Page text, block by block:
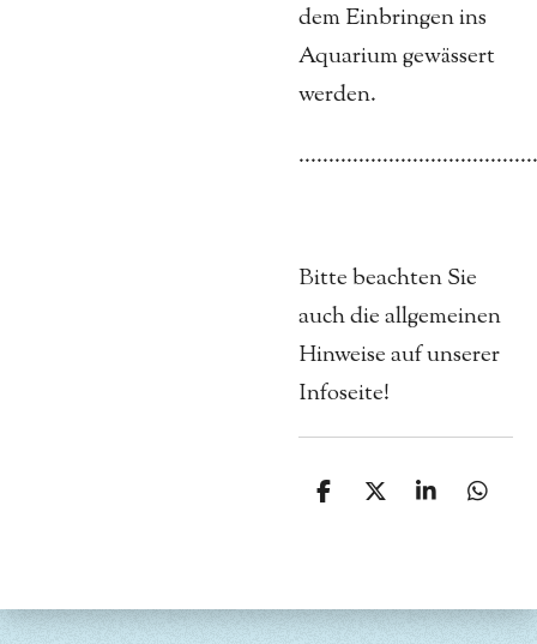
dem Einbringen ins
Aquarium gewässert
werden.
Bitte beachten Sie
auch die allgemeinen
Hinweise auf unserer
Infoseite!
T
n
T
n
T
n
T
n